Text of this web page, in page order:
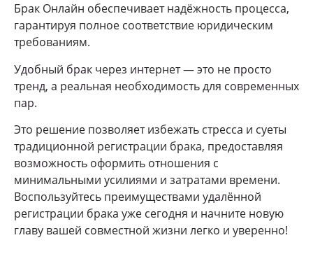
Брак Онлайн обеспечивает надёжность процесса,
гарантируя полное соответствие юридическим
требованиям.
Удобный брак через интернет — это не просто
тренд, а реальная необходимость для современных
пар.
Это решение позволяет избежать стресса и суеты
традиционной регистрации брака, предоставляя
возможность оформить отношения с
минимальными усилиями и затратами времени.
Воспользуйтесь преимуществами удалённой
регистрации брака уже сегодня и начните новую
главу вашей совместной жизни легко и уверенно!